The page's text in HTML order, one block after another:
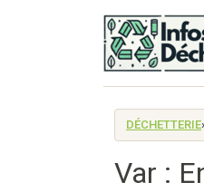
DÉCHETTERIE
Var :